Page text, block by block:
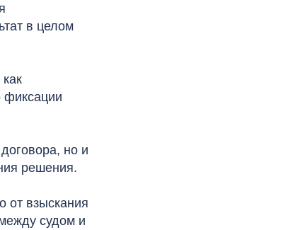
в целом
фиксации
но и
решения.
от взыскания
судом и